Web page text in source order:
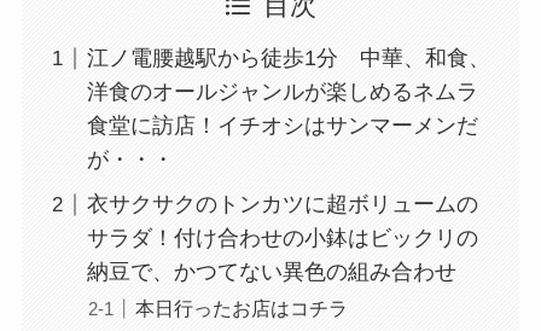
目次
江ノ電腰越駅から徒歩1分 中華、和食、
洋食のオールジャンルが楽しめるネムラ
食堂に訪店！イチオシはサンマーメンだ
が・・・
衣サクサクのトンカツに超ボリュームの
サラダ！付け合わせの小鉢はビックリの
納豆で、かつてない異色の組み合わせ
本日行ったお店はコチラ